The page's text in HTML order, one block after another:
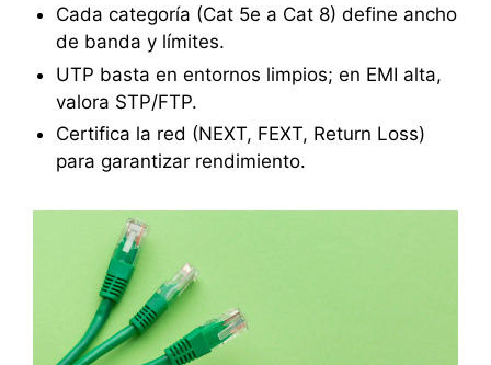
Cada categoría (Cat 5e a Cat 8) define ancho
de banda y límites.
UTP basta en entornos limpios; en EMI alta,
valora STP/FTP.
Certifica la red (NEXT, FEXT, Return Loss)
para garantizar rendimiento.